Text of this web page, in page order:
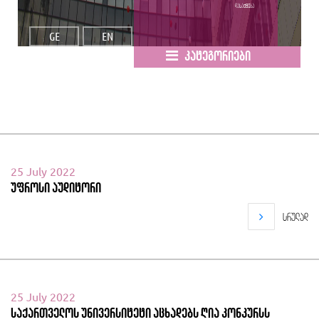
GE EN
დასაქმება
კატეგორიები
25 July 2022
უფროსი აუდიტორი
სრულად
25 July 2022
საქართველოს უნივერსიტეტი აცხადებს ღია კონკურსს